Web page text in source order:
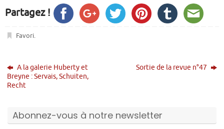
Partagez !
Favori.
A la galerie Huberty et
Breyne : Servais, Schuiten,
Recht
Sortie de la revue n°47
Abonnez-vous à notre newsletter